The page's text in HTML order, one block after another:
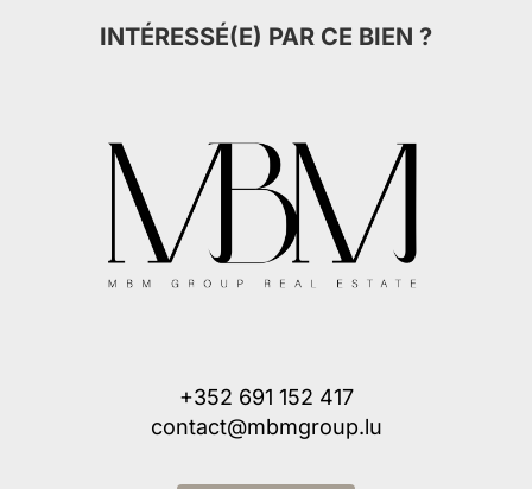
INTÉRESSÉ(E) PAR CE BIEN ?
+352 691 152 417
contact@mbmgroup.lu